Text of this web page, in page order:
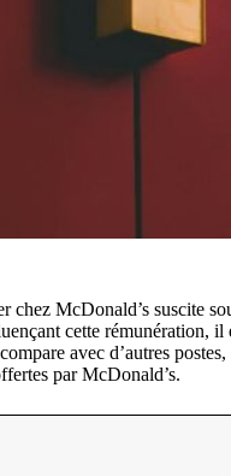
chez McDonald’s suscite
cette rémunération,
avec d’autres
par McDonald’s.